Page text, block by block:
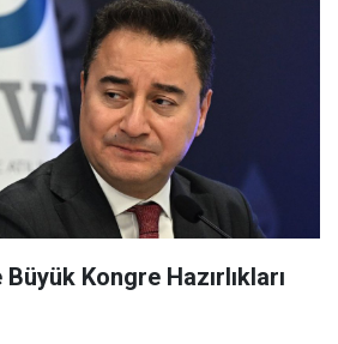
Kongre Hazırlıkları